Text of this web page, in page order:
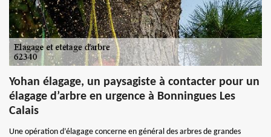
Yohan élagage, un paysagiste à contacter pour un
élagage d’arbre en urgence à Bonningues Les
Calais
Une opération d’élagage concerne en général des arbres de grandes